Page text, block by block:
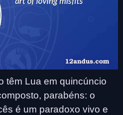
têm Lua em quincúncio
parabéns: o
é um paradoxo vivo e